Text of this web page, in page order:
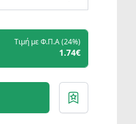
Τιμή με Φ.Π.Α (24%)
1.74€